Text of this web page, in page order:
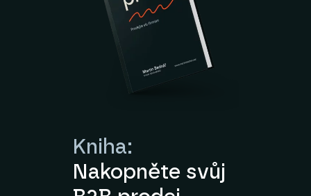
Kniha:
Nakopněte svůj